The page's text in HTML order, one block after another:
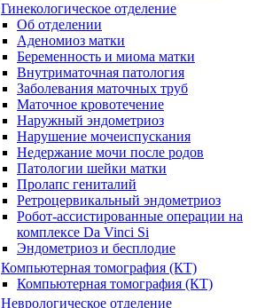
Гинекологическое отделение
Об отделении
Аденомиоз матки
Беременность и миома матки
Внутриматочная патология
Заболевания маточных труб
Маточное кровотечение
Наружный эндометриоз
Нарушение мочеиспускания
Недержание мочи после родов
Патологии шейки матки
Пролапс гениталий
Ретроцервикальный эндометриоз
Робот-ассистированные операции на
комплексе Da Vinci Si
Эндометриоз и бесплодие
Компьютерная томография (КТ)
Компьютерная томография (КТ)
Неврологическое отделение